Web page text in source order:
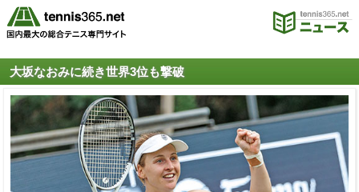
大坂なおみに続き世界3位も撃破